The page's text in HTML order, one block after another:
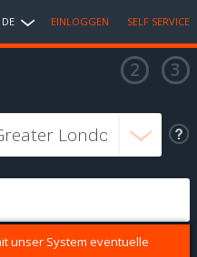
DE EINLOGGEN SELF SERVICE
unser System eventuelle